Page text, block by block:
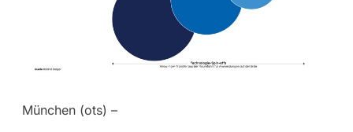
München (ots) –